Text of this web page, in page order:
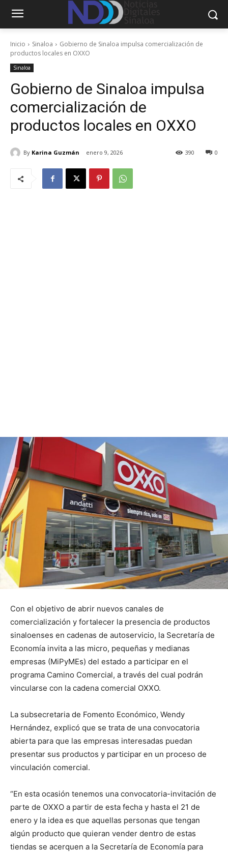
Inicio Sinaloa
Gobierno de Sinaloa impulsa comercialización de
productos locales en OXXO
Sinaloa
Gobierno de Sinaloa impulsa
comercialización de
productos locales en OXXO
By Karina Guzmán enero 9, 2026 0
390
Con el objetivo de abrir nuevos canales de
comercialización y fortalecer la presencia de productos
sinaloenses en cadenas de autoservicio, la Secretaría de
Economía invita a las micro, pequeñas y medianas
empresas (MiPyMEs) del estado a participar en el
programa Camino Comercial, a través del cual podrán
vincularse con la cadena comercial OXXO.
La subsecretaria de Fomento Económico, Wendy
Hernández, explicó que se trata de una convocatoria
abierta para que las empresas interesadas puedan
presentar sus productos y participar en un proceso de
vinculación comercial.
“En esta ocasión tenemos una convocatoria-invitación de
parte de OXXO a partir de esta fecha y hasta el 21 de
enero y la idea es que aquellas personas que tengan
algún producto que quieran vender dentro de estas
tiendas se acerquen a la Secretaría de Economía para